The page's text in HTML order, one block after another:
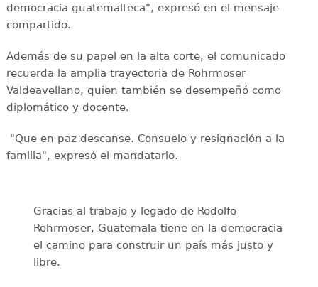
democracia guatemalteca", expresó en el mensaje
compartido.
Además de su papel en la alta corte, el comunicado
recuerda la amplia trayectoria de Rohrmoser
Valdeavellano, quien también se desempeñó como
diplomático y docente.
"Que en paz descanse. Consuelo y resignación a la
familia", expresó el mandatario.
Gracias al trabajo y legado de Rodolfo
Rohrmoser, Guatemala tiene en la democracia
el camino para construir un país más justo y
libre.